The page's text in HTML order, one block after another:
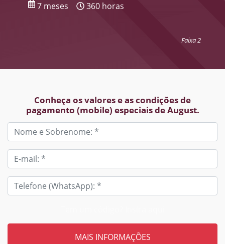
7 meses 360 horas
Faixa 2
Conheça os valores e as condições de
pagamento (mobile) especiais de August.